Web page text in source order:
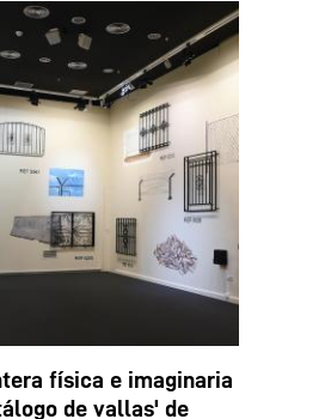
física e imaginaria
de vallas' de